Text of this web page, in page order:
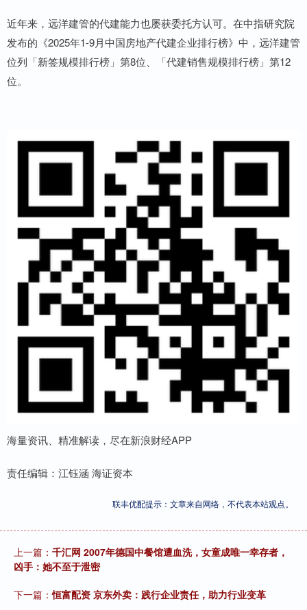
近年来，远洋建管的代建能力也屡获委托方认可。在中指研究院
发布的《2025年1-9月中国房地产代建企业排行榜》中，远洋建管
位列「新签规模排行榜」第8位、「代建销售规模排行榜」第12
位。
海量资讯、精准解读，尽在新浪财经APP
责任编辑：江钰涵 海证资本
联丰优配提示：文章来自网络，不代表本站观点。
上一篇： 千汇网 2007年德国中餐馆遭血洗，女童成唯一幸存者，
凶手：她不至于泄密
下一篇：恒富配资 京东外卖：践行企业责任，助力行业变革